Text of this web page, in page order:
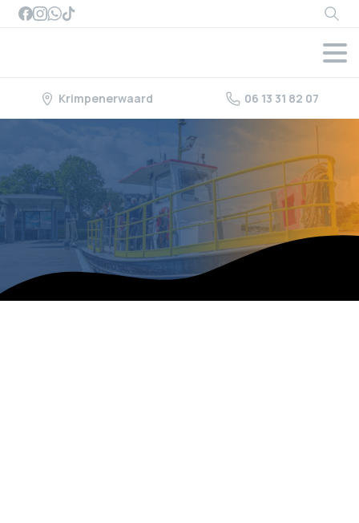
Krimpenerwaard 06 13 31 82 07